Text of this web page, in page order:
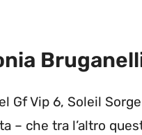
Gf Vip 6, Soleil
– che tra l’altro